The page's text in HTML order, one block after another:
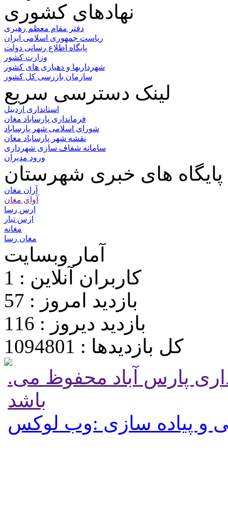
نهادهای کشوری
دفتر مقام معظم رهبری
ریاست جمهوری اسلامی ایران
پایگاه اطلاع رسانی دولت
وزارت کشور
شهرداریها و دهیاری های کشور
سازمان بازرسی کل کشور
لینک دسترسی سریع
استانداری اردبیل
فرمانداری پارساباد مغان
شورای اسلامی شهر پارساباد
نقشه شهر پارساباد مغان
سامانه شفاف سازی شهرداری
ورود مدیران
پایگاه های خبری شهرستان
آران مغان
آوای مغان
ارس رسا
ارس تبار
مغانه
مغان رسا
آمار وبسایت
کاربران آنلاین : 1
بازدید امروز : 57
بازدید دیروز : 116
کل بازدیدها : 1094801
.تمامی حقوق برای پایگاه شهرداری پارس آباد محفوظ می
باشد
و پیاده سازی :وب لوکس